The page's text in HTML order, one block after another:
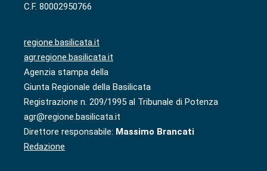
C.F. 80002950766
regione.basilicata.it
agr.regione.basilicata.it
Agenzia stampa della
Giunta Regionale della Basilicata
Registrazione n. 209/1995 al Tribunale di Potenza
agr@regione.basilicata.it
Direttore responsabile: Massimo Brancati
Redazione